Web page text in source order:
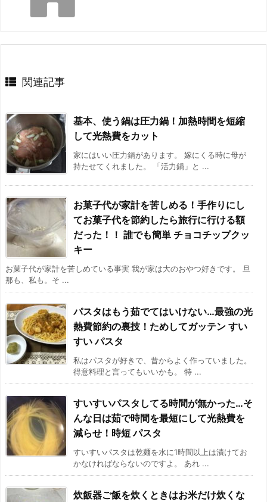
関連記事
基本、使う鍋は圧力鍋！加熱時間を短縮
して光熱費をカット
家にはいい圧力鍋があります。 嫁にくる時に母が
持たせてくれました。 「活力鍋」と ...
お菓子代が家計を苦しめる！手作りにし
てお菓子代を節約したら旅行に行ける額
だった！！ 誰でも簡単 チョコチップクッ
キー
お菓子代が家計を苦しめている事実 我が家は大のおやつ好きです。 旦
那も、私も。そ ...
パスタはもう茹でてはいけない…最強の光
熱費節約の裏技！ためしてガッテン すい
すい パスタ
私はパスタが好きで、昔からよく作っていました。
得意料理と言ってもいいかも。 特 ...
すいすいパスタしてる時間が無かった…そ
んな日は茹で時間を最短にして光熱費を
減らせ！時短 パスタ
すいすいパスタは乾麺を水に1時間以上は漬けてお
かなければならないのですよ。 あれ ...
炊飯器ご飯を炊くときはお米だけ炊くな